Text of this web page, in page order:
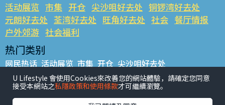
活动展览 市集 开仓 尖沙咀好去处 铜锣湾好去处
元朗好去处 荃湾好去处 旺角好去处 社会 餐厅情报
户外郊游 社会福利
热门类别
网民热话 活动展览 市集 开仓 尖沙咀好去处
铜锣湾好去处 元朗好去处 荃湾好去处 旺角好去处 社会
餐厅情报 户外郊游
U Lifestyle 會使用Cookies來改善您的網站體驗，請確定您同意
接受本網站之私隱政策和使用條款才可繼續瀏覽。